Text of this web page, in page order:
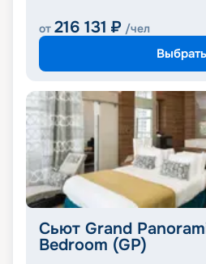
от 216 131 ₽ /чел
Выбрать
Сьют Grand
Bedroom (GP)